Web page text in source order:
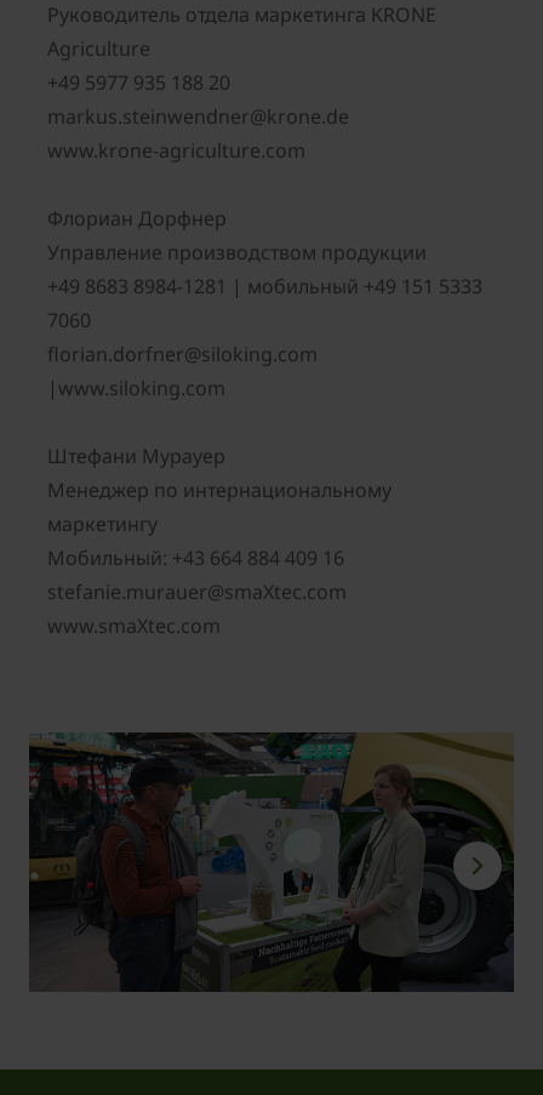
Руководитель отдела маркетинга KRONE
Agriculture
+49 5977 935 188 20
markus.steinwendner@krone.de
www.krone-agriculture.com
Флориан Дорфнер
Управление производством продукции
+49 8683 8984-1281 | мобильный +49 151 5333
7060
florian.dorfner@siloking.com
|www.siloking.com
Штефани Мурауер
Менеджер по интернациональному
маркетингу
Мобильный: +43 664 884 409 16
stefanie.murauer@smaXtec.com
www.smaXtec.com